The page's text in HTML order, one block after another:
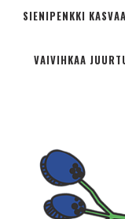
SIENIPENKKI
VAIVIHKAA